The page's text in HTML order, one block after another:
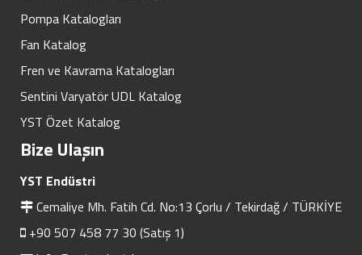
Pompa Katalogları
Fan Katalog
Fren ve Kavrama Katalogları
Sentini Varyatör UDL Katalog
YST Özet Katalog
Bize Ulaşın
YST Endüstri
Cemaliye Mh. Fatih Cd. No:13 Çorlu / Tekirdağ / TÜRKİYE
+90 507 458 77 30 (Satış 1)